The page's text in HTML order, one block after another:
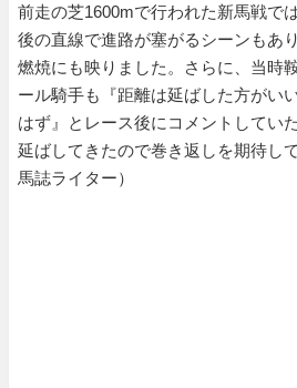
前走の芝1600mで行われた新馬戦で
後の直線で進路が塞がるシーンもあ
燃焼にも映りました。さらに、当時
ール騎手も『距離は延ばした方がい
はず』とレース後にコメントしてい
延ばしてきたので巻き返しを期待
馬誌ライター）